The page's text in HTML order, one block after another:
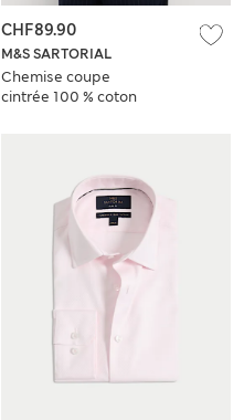
M&S SARTORIAL
Chemise coupe
cintrée 100 % coton
CHF89.90